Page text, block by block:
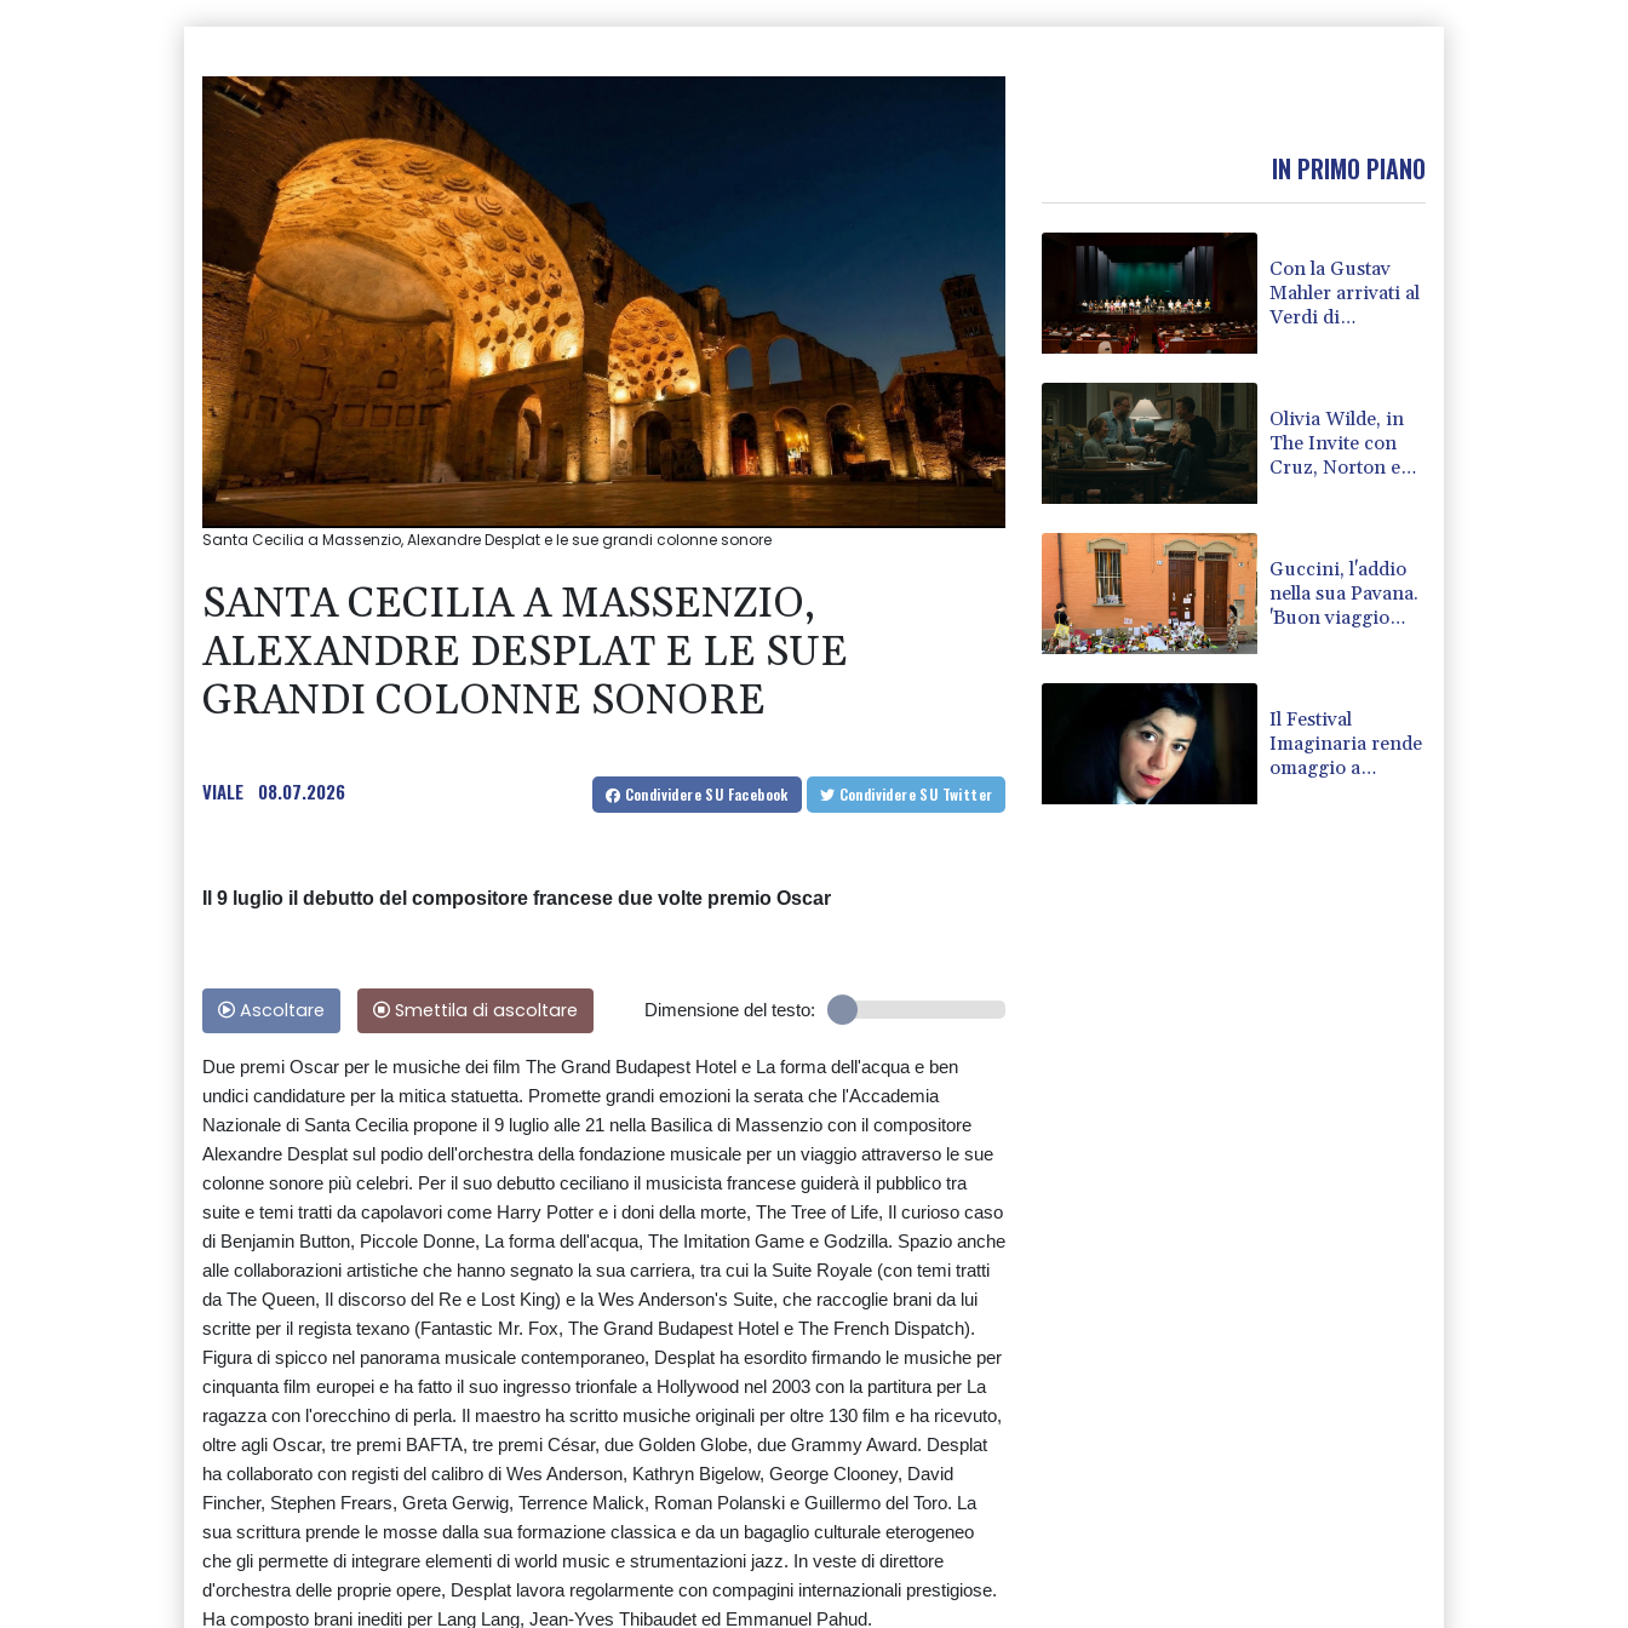
Santa Cecilia a Massenzio, Alexandre Desplat e le sue grandi colonne sonore
SANTA CECILIA A MASSENZIO,
ALEXANDRE DESPLAT E LE SUE
GRANDI COLONNE SONORE
VIALE 08.07.2026 Condividere SU Facebook Condividere SU Twitter
Il 9 luglio il debutto del compositore francese due volte premio Oscar
Ascoltare Smettila di ascoltare Dimensione del testo:
Due premi Oscar per le musiche dei film The Grand Budapest Hotel e La forma dell'acqua e ben
undici candidature per la mitica statuetta. Promette grandi emozioni la serata che l'Accademia
Nazionale di Santa Cecilia propone il 9 luglio alle 21 nella Basilica di Massenzio con il compositore
Alexandre Desplat sul podio dell'orchestra della fondazione musicale per un viaggio attraverso le sue
colonne sonore più celebri. Per il suo debutto ceciliano il musicista francese guiderà il pubblico tra
suite e temi tratti da capolavori come Harry Potter e i doni della morte, The Tree of Life, Il curioso caso
di Benjamin Button, Piccole Donne, La forma dell'acqua, The Imitation Game e Godzilla. Spazio anche
alle collaborazioni artistiche che hanno segnato la sua carriera, tra cui la Suite Royale (con temi tratti
da The Queen, Il discorso del Re e Lost King) e la Wes Anderson's Suite, che raccoglie brani da lui
scritte per il regista texano (Fantastic Mr. Fox, The Grand Budapest Hotel e The French Dispatch).
Figura di spicco nel panorama musicale contemporaneo, Desplat ha esordito firmando le musiche per
cinquanta film europei e ha fatto il suo ingresso trionfale a Hollywood nel 2003 con la partitura per La
ragazza con l'orecchino di perla. Il maestro ha scritto musiche originali per oltre 130 film e ha ricevuto,
oltre agli Oscar, tre premi BAFTA, tre premi César, due Golden Globe, due Grammy Award. Desplat
ha collaborato con registi del calibro di Wes Anderson, Kathryn Bigelow, George Clooney, David
Fincher, Stephen Frears, Greta Gerwig, Terrence Malick, Roman Polanski e Guillermo del Toro. La
sua scrittura prende le mosse dalla sua formazione classica e da un bagaglio culturale eterogeneo
che gli permette di integrare elementi di world music e strumentazioni jazz. In veste di direttore
d'orchestra delle proprie opere, Desplat lavora regolarmente con compagini internazionali prestigiose.
Ha composto brani inediti per Lang Lang, Jean-Yves Thibaudet ed Emmanuel Pahud.
IN PRIMO PIANO
Con la Gustav
Mahler arrivati al
Verdi di
Olivia Wilde, in
The Invite con
Cruz, Norton e
Guccini, l'addio
nella sua Pavana.
'Buon viaggio
Il Festival
Imaginaria rende
omaggio a